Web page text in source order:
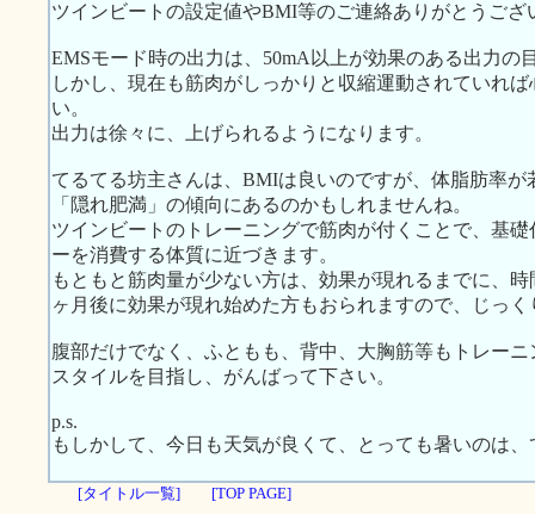
ツインビートの設定値やBMI等のご連絡ありがとうござ
EMSモード時の出力は、50mA以上が効果のある出力の
しかし、現在も筋肉がしっかりと収縮運動されていれ
い。
出力は徐々に、上げられるようになります。
てるてる坊主さんは、BMIは良いのですが、体脂肪率
「隠れ肥満」の傾向にあるのかもしれませんね。
ツインビートのトレーニングで筋肉が付くことで、基
ーを消費する体質に近づきます。
もともと筋肉量が少ない方は、効果が現れるまでに、
ヶ月後に効果が現れ始めた方もおられますので、じっ
腹部だけでなく、ふともも、背中、大胸筋等もトレー
スタイルを目指し、がんばって下さい。
p.s.
もしかして、今日も天気が良くて、とっても暑いのは
[タイトル一覧] [TOP PAGE]